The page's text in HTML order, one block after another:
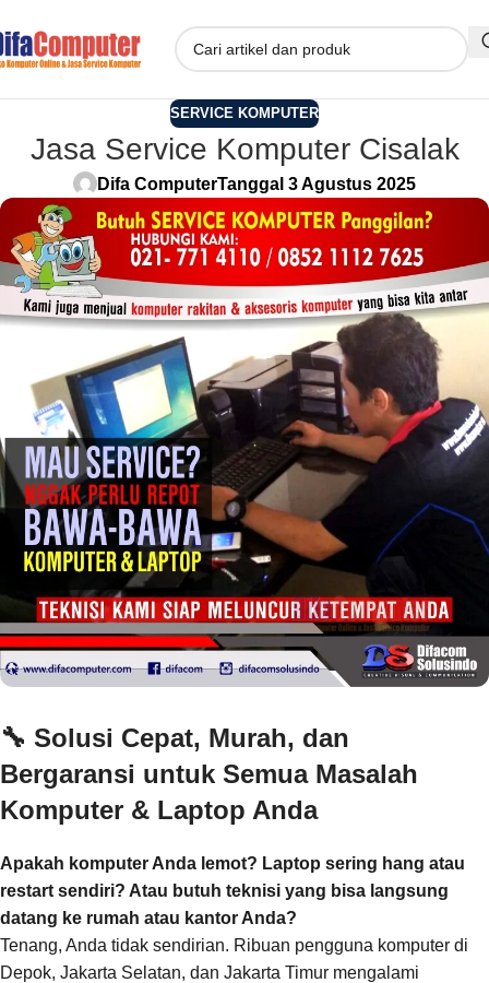
SERVICE KOMPUTER
Jasa Service Komputer Cisalak
Difa ComputerTanggal 3 Agustus 2025
🔧 Solusi Cepat, Murah, dan
Bergaransi untuk Semua Masalah
Komputer & Laptop Anda
Apakah komputer Anda lemot? Laptop sering hang atau
restart sendiri? Atau butuh teknisi yang bisa langsung
datang ke rumah atau kantor Anda?
Tenang, Anda tidak sendirian. Ribuan pengguna komputer di
Depok, Jakarta Selatan, dan Jakarta Timur mengalami